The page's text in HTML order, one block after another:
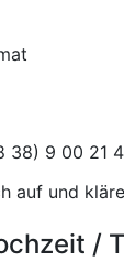
auf und
/